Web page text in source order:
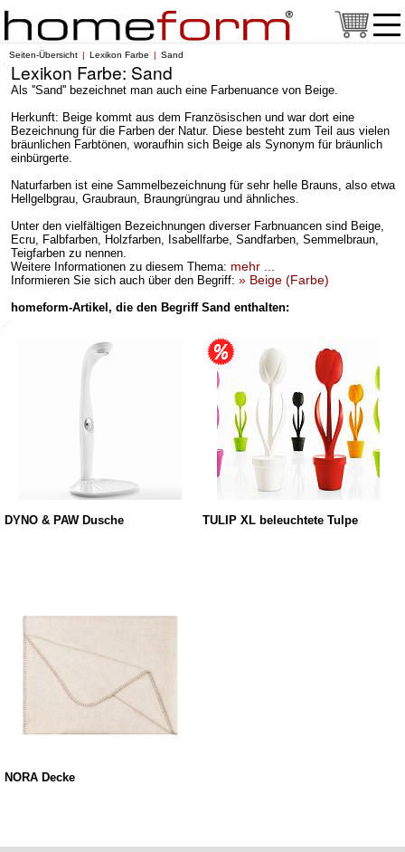
Seiten-Übersicht Lexikon Farbe Sand
Lexikon Farbe: Sand
Als ''Sand'' bezeichnet man auch eine Farbenuance von Beige.
Herkunft: Beige kommt aus dem Französischen und war dort eine
Bezeichnung für die Farben der Natur. Diese besteht zum Teil aus vielen
bräunlichen Farbtönen, woraufhin sich Beige als Synonym für bräunlich
einbürgerte.
Naturfarben ist eine Sammelbezeichnung für sehr helle Brauns, also etwa
Hellgelbgrau, Graubraun, Braungrüngrau und ähnliches.
Unter den vielfältigen Bezeichnungen diverser Farbnuancen sind Beige,
Ecru, Falbfarben, Holzfarben, Isabellfarbe, Sandfarben, Semmelbraun,
Teigfarben zu nennen.
Weitere Informationen zu diesem Thema: mehr ...
Informieren Sie sich auch über den Begriff: » Beige (Farbe)
homeform-Artikel, die den Begriff Sand enthalten:
DYNO & PAW Dusche TULIP XL beleuchtete Tulpe
NORA Decke